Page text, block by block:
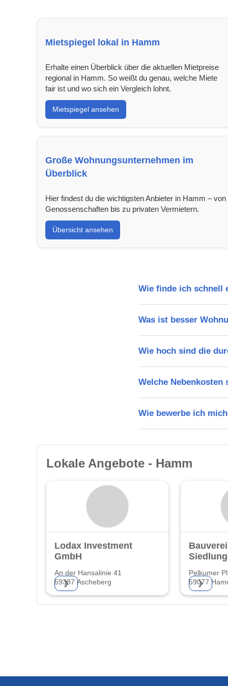
Mietspiegel lokal in Hamm
Erhalte einen Überblick über die aktuellen Mietpreise
regional in Hamm. So weißt du genau, welche Miete
fair ist und wo sich ein Vergleich lohnt.
Mietspiegel ansehen
Große Wohnungsunternehmen im
Überblick
Hier findest du die wichtigsten Anbieter in Hamm – von
Genossenschaften bis zu privaten Vermietern.
Übersicht ansehen
Wie finde ich schnell
Was ist besser
Wie hoch sind die
Welche Nebenkosten
Wie bewerbe ich
Lokale Angebote - Hamm
Lodax Investment
GmbH
An der Hansalinie 41
59387 Ascheberg
❯
Pelkumer
59077
❯